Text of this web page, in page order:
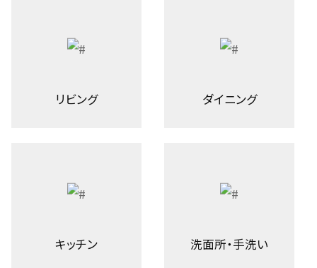
リビング ダイニング
キッチン 洗面所・手洗い